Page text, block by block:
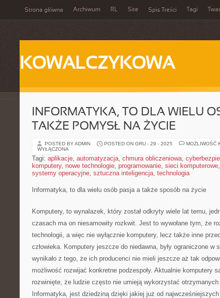
Strona główna Archiwum RL Site Spis Treści Tagi
KOWALCZYKOWA
INFORMATYKA, TO DLA WIELU
TAKŻE POMYSŁ NA ŻYCIE
POSTED BY ADMIN POSTED ON GRU - 29 - 2025
MOŻLIWOŚĆ
WYŁĄCZONA
Tagi: aplikacje, automatyzacja, chmura obliczeniowa,
komputery, nowe technologie, programowanie, sieci komputerowe
systemy operacyjne, sztuczna inteligencja, technologia
Informatyka, to dla wielu osób pasja a także sposób na życie
Komputery, to wynalazek, który został odkryty wiele lat temu,
czasach ma on niesamowity rozkwit. Jest to wywołane tym, że
technologii, a więc nie wyłącznie komputery, lecz także inne
człowieka. Komputery jeszcze do niedawna, były ograniczone w
wynikało z tego, że ich producenci nie mieli jeszcze aż tak
możliwość rozwijać konkretne podzespoły. Aktualnie komputery
rozwinięte, że ludzie często nie umieją wykorzystać
Informatyka, jest dziedziną dzięki jakiej już od